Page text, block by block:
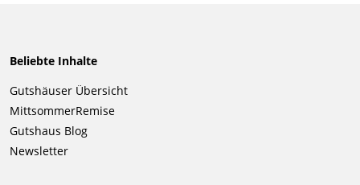
Beliebte Inhalte
Navigation
überspringen
Gutshäuser Übersicht
MittsommerRemise
Gutshaus Blog
Newsletter